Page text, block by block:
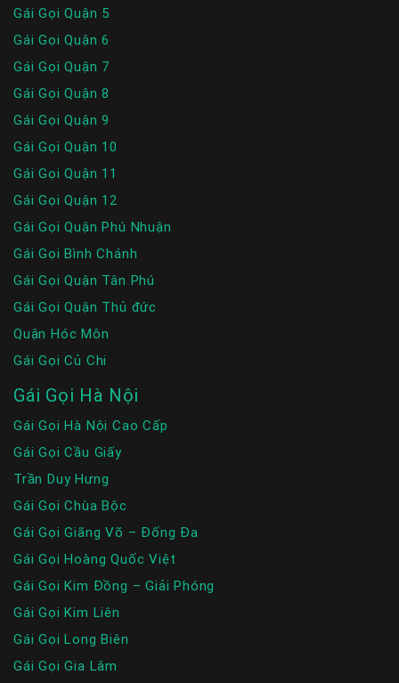
Gái Gọi Quận 5
Gái Gọi Quận 6
Gái Gọi Quận 7
Gái Gọi Quận 8
Gái Gọi Quận 9
Gái Gọi Quận 10
Gái Gọi Quận 11
Gái Gọi Quận 12
Gái Gọi Quận Phú Nhuận
Gái Gọi Bình Chánh
Gái Gọi Quận Tân Phú
Gái Gọi Quận Thủ đức
Quận Hóc Môn
Gái Gọi Củ Chi
Gái Gọi Hà Nội
Gái Gọi Hà Nội Cao Cấp
Gái Gọi Cầu Giấy
Trần Duy Hưng
Gái Gọi Chùa Bộc
Gái Gọi Giãng Võ – Đống Đa
Gái Gọi Hoàng Quốc Việt
Gái Gọi Kim Đồng – Giải Phóng
Gái Gọi Kim Liên
Gái Gọi Long Biên
Gái Gọi Gia Lâm